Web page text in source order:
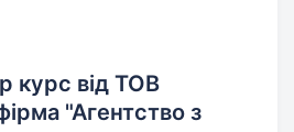
від ТОВ
"Агентство з